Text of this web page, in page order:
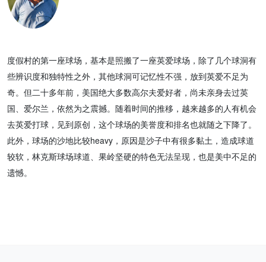
度假村的第一座球场，基本是照搬了一座英爱球场，除了几个球洞有
些辨识度和独特性之外，其他球洞可记忆性不强，放到英爱不足为
奇。但二十多年前，美国绝大多数高尔夫爱好者，尚未亲身去过英
国、爱尔兰，依然为之震撼。随着时间的推移，越来越多的人有机会
去英爱打球，见到原创，这个球场的美誉度和排名也就随之下降了。
此外，球场的沙地比较heavy，原因是沙子中有很多黏土，造成球道
较软，林克斯球场球道、果岭坚硬的特色无法呈现，也是美中不足的
遗憾。